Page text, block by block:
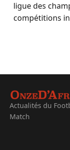
ligue des
compétitions
Actualités du
Match